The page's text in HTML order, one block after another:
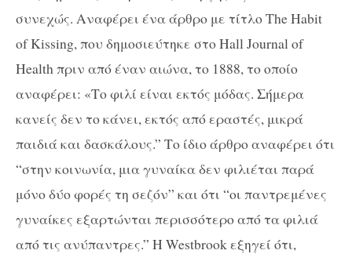
συνεχώς. Αναφέρει ένα άρθρο με τίτλο The Habit
of Kissing, που δημοσιεύτηκε στο Hall Journal of
Health πριν από έναν αιώνα, το 1888, το οποίο
αναφέρει: «Το φιλί είναι εκτός μόδας. Σήμερα
κανείς δεν το κάνει, εκτός από εραστές, μικρά
παιδιά και δασκάλους.” Το ίδιο άρθρο αναφέρει ότι
“στην κοινωνία, μια γυναίκα δεν φιλιέται παρά
μόνο δύο φορές τη σεζόν” και ότι “οι παντρεμένες
γυναίκες εξαρτώνται περισσότερο από τα φιλιά
από τις ανύπαντρες.” Η Westbrook εξηγεί ότι,